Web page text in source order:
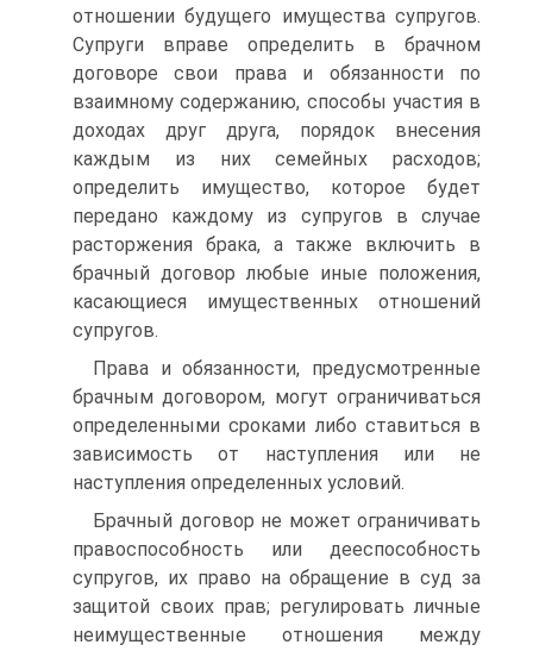
отношении будущего имущества супругов.
Супруги вправе определить в брачном
договоре свои права и обязанности по
взаимному содержанию, способы участия в
доходах друг друга, порядок внесения
каждым из них семейных расходов;
определить имущество, которое будет
передано каждому из супругов в случае
расторжения брака, а также включить в
брачный договор любые иные положения,
касающиеся имущественных отношений
супругов.
Права и обязанности, предусмотренные
брачным договором, могут ограничиваться
определенными сроками либо ставиться в
зависимость от наступления или не
наступления определенных условий.
Брачный договор не может ограничивать
правоспособность или дееспособность
супругов, их право на обращение в суд за
защитой своих прав; регулировать личные
неимущественные отношения между